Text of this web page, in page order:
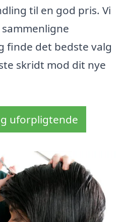
til en god pris. Vi
finde det bedste valg
skridt mod dit nye
uforpligtende